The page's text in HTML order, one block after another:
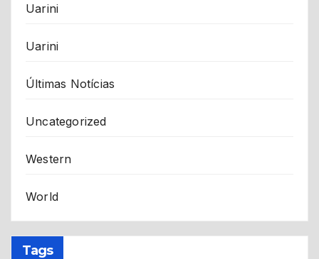
Uarini
Uarini
Últimas Notícias
Uncategorized
Western
World
Tags